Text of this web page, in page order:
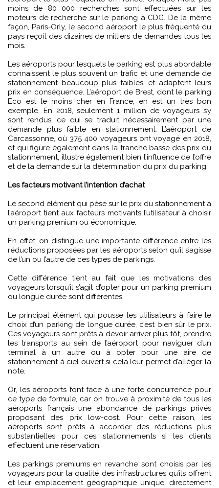
moins de 80 000 recherches sont effectuées sur les
moteurs de recherche sur le parking à CDG. De la même
façon, Paris-Orly, le second aéroport le plus fréquenté du
pays reçoit des dizaines de milliers de demandes tous les
mois.
Les aéroports pour lesquels le parking est plus abordable
connaissent le plus souvent un trafic et une demande de
stationnement beaucoup plus faibles, et adaptent leurs
prix en conséquence. L’aéroport de Brest, dont le parking
Eco est le moins cher en France, en est un très bon
exemple. En 2018, seulement 1 million de voyageurs s’y
sont rendus, ce qui se traduit nécessairement par une
demande plus faible en stationnement. L’aéroport de
Carcassonne, où 375 400 voyageurs ont voyagé en 2018,
et qui figure également dans la tranche basse des prix du
stationnement, illustre également bien l’influence de l’offre
et de la demande sur la détermination du prix du parking.
Les facteurs motivant l’intention d’achat
Le second élément qui pèse sur le prix du stationnement à
l’aéroport tient aux facteurs motivants l’utilisateur à choisir
un parking premium ou économique.
En effet, on distingue une importante différence entre les
réductions proposées par les aéroports selon qu’il s’agisse
de l’un ou l’autre de ces types de parkings.
Cette différence tient au fait que les motivations des
voyageurs lorsqu’il s’agit d’opter pour un parking premium
ou longue durée sont différentes.
Le principal élément qui pousse les utilisateurs à faire le
choix d’un parking de longue durée, c’est bien sûr le prix.
Ces voyageurs sont prêts à devoir arriver plus tôt, prendre
les transports au sein de l’aéroport pour naviguer d’un
terminal à un autre ou à opter pour une aire de
stationnement à ciel ouvert si cela leur permet d’alléger la
note.
Or, les aéroports font face à une forte concurrence pour
ce type de formule, car on trouve à proximité de tous les
aéroports français une abondance de parkings privés
proposant des prix low-cost. Pour cette raison, les
aéroports sont prêts à accorder des réductions plus
substantielles pour ces stationnements si les clients
effectuent une réservation.
Les parkings premiums en revanche sont choisis par les
voyageurs pour la qualité des infrastructures qu’ils offrent
et leur emplacement géographique unique, directement